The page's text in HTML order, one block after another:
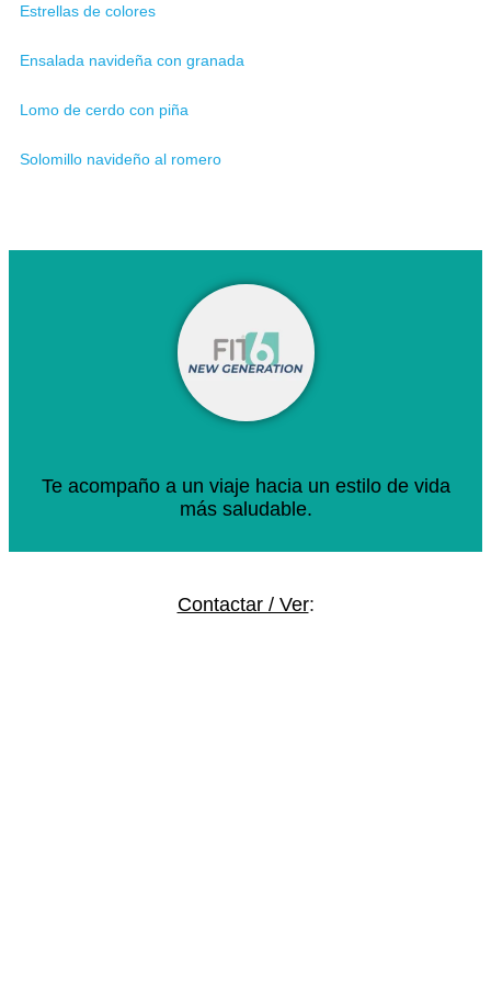
Estrellas de colores
Ensalada navideña con granada
Lomo de cerdo con piña
Solomillo navideño al romero
Te acompaño a un viaje hacia un estilo de vida
más saludable.
Contactar / Ver: